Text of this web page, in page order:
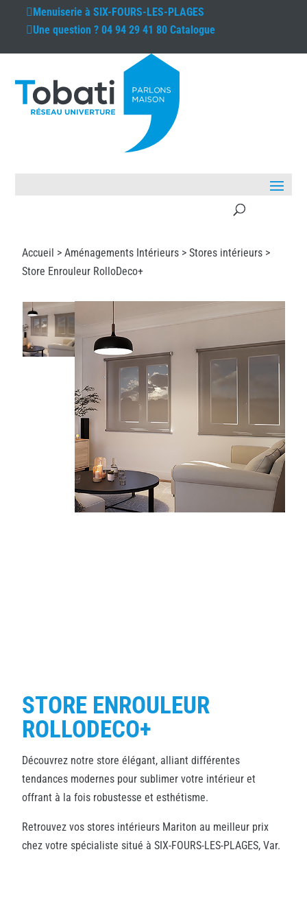
Menuiserie àSIX-FOURS-LES-PLAGES
Une question ?04 94 29 41 80 Catalogue
Accueil > Aménagements Intérieurs > Stores intérieurs >
Store Enrouleur RolloDeco+
STORE ENROULEUR
ROLLODECO+
Découvrez notre store élégant, alliant différentes
tendances modernes pour sublimer votre intérieur et
offrant à la fois robustesse et esthétisme.
Retrouvez vos stores intérieurs Mariton au meilleur prix
chez votre spécialiste situé à SIX-FOURS-LES-PLAGES, Var.